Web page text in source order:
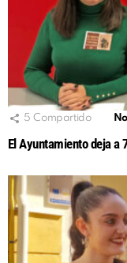
5 Compartido
El Ayuntamiento deja a